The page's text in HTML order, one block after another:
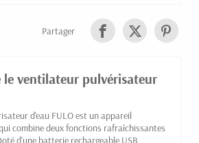
Partager
le ventilateur pulvérisateur
d'eau FULO est un appareil
combine deux fonctions rafraîchissantes
d'une batterie rechargeable USB